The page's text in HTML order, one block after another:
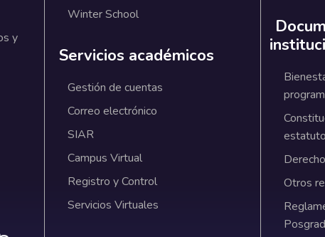
y
Winter School
Servicios académicos
Gestión de cuentas
Correo electrónico
SIAR
Campus Virtual
Registro y Control
Servicios Virtuales
Otros